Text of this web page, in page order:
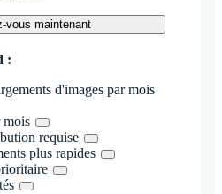
vous maintenant
:
d'images par mois
mois
requise
plus rapides